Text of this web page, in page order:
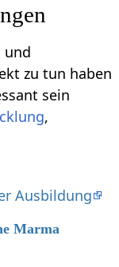
und
zu tun haben
,
Ausbildung
Marma